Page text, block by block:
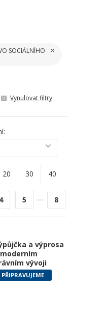
SOCIÁLNÍHO
Vynulovat filtry
20 30 40
4 5 ... 8
a výprosa
vývoji
PŘIPRAVUJEME